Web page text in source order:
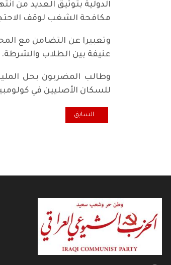
الدولية بتوثيق العديد من
مكافحة الشغب لوقف
وتعبيرا عن التضامن مع
عنيفة بين الطلاب
وطالب المضربون بحل
للسكان الأصليين في كولومبيا بأن أكثر من 100 من الهنود الحمر قد
المقال السابق: بريطانيا.. تظاهرة
السابق